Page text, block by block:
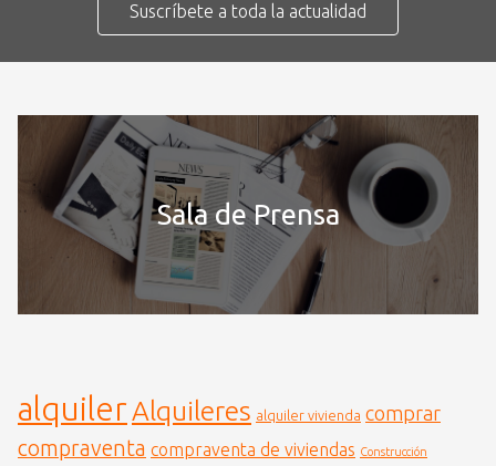
Suscríbete a toda la actualidad
Sala de Prensa
alquilerAlquileres alquiler vivienda comprar
compraventa compraventa de viviendas Construcción